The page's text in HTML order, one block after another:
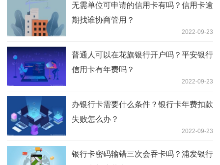
无需单位可申请的信用卡有吗？信用卡逾
期找谁协商管用？
2022-09-23
普通人可以在花旗银行开户吗？平安银行
信用卡有年费吗？
2022-09-23
办银行卡需要什么条件？银行卡年费扣款
失败怎么办？
2022-09-23
银行卡密码输错三次会吞卡吗？浦发银行